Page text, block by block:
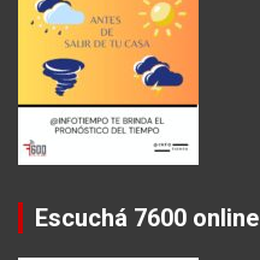
Escuchá 7600 online